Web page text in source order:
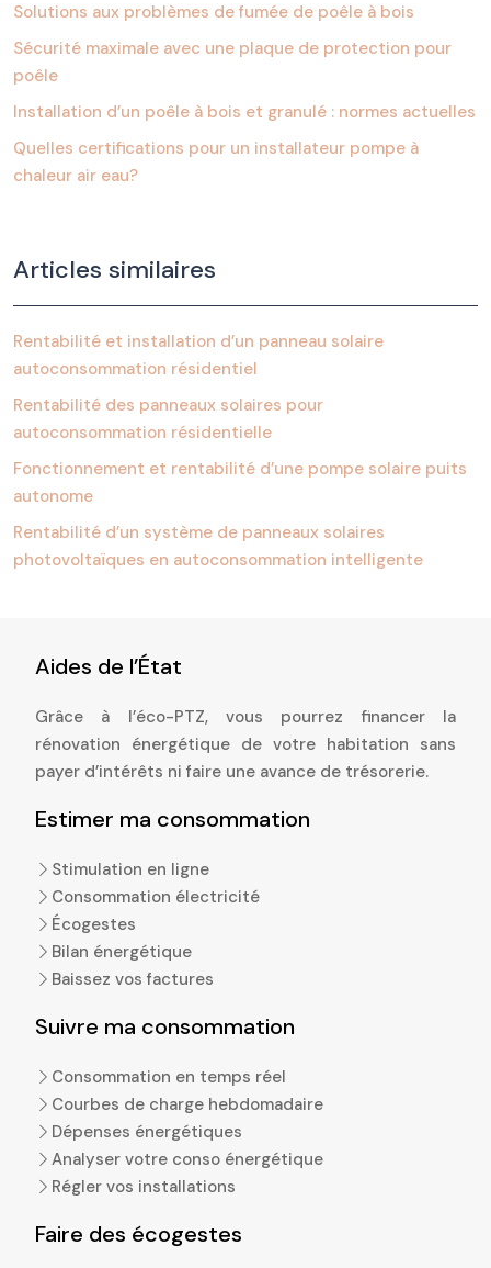
Solutions aux problèmes de fumée de poêle à bois
Sécurité maximale avec une plaque de protection pour
poêle
Installation d’un poêle à bois et granulé : normes actuelles
Quelles certifications pour un installateur pompe à
chaleur air eau?
Articles similaires
Rentabilité et installation d’un panneau solaire
autoconsommation résidentiel
Rentabilité des panneaux solaires pour
autoconsommation résidentielle
Fonctionnement et rentabilité d’une pompe solaire puits
autonome
Rentabilité d’un système de panneaux solaires
photovoltaïques en autoconsommation intelligente
Aides de l’État
Grâce à l’éco-PTZ, vous pourrez financer la
rénovation énergétique de votre habitation sans
payer d’intérêts ni faire une avance de trésorerie.
Estimer ma consommation
Stimulation en ligne
Consommation électricité
Écogestes
Bilan énergétique
Baissez vos factures
Suivre ma consommation
Consommation en temps réel
Courbes de charge hebdomadaire
Dépenses énergétiques
Analyser votre conso énergétique
Régler vos installations
Faire des écogestes